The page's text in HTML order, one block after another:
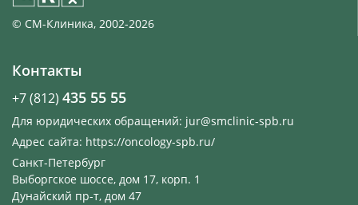
© СМ-Клиника, 2002-2026
Контакты
+7 (812) 435 55 55
Для юридических обращений: jur@smclinic‑spb.ru
Адрес сайта: https://oncology-spb.ru/
Санкт-Петербург
Выборгское шоссе, дом 17, корп. 1
Дунайский пр-т, дом 47